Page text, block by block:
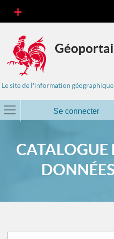
Le site de l'information
Se connecter
CATALOGUE